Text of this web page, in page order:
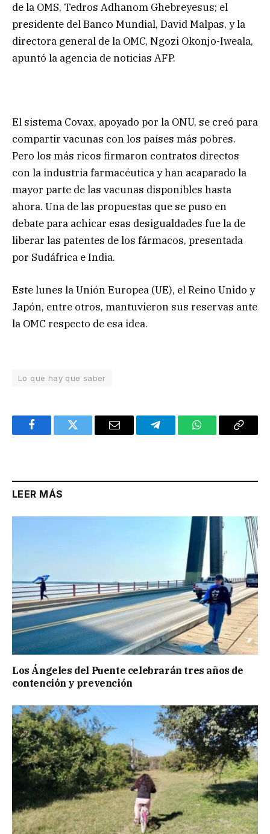
de la OMS, Tedros Adhanom Ghebreyesus; el
presidente del Banco Mundial, David Malpas, y la
directora general de la OMC, Ngozi Okonjo-Iweala,
apuntó la agencia de noticias AFP.
El sistema Covax, apoyado por la ONU, se creó para
compartir vacunas con los países más pobres.
Pero los más ricos firmaron contratos directos
con la industria farmacéutica y han acaparado la
mayor parte de las vacunas disponibles hasta
ahora. Una de las propuestas que se puso en
debate para achicar esas desigualdades fue la de
liberar las patentes de los fármacos, presentada
por Sudáfrica e India.
Este lunes la Unión Europea (UE), el Reino Unido y
Japón, entre otros, mantuvieron sus reservas ante
la OMC respecto de esa idea.
Lo que hay que saber
FacebookTwitter Email TelegramWhatsAppCopy
LEER MÁS
Los Ángeles del Puente celebrarán tres años de
contención y prevención